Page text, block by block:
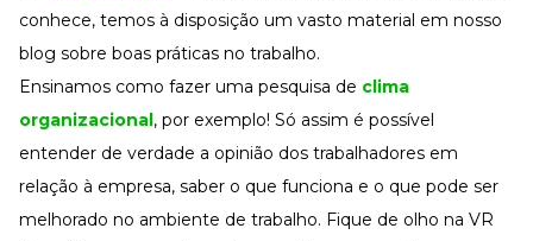
conhece, temos à disposição um vasto material em nosso
blog sobre boas práticas no trabalho.
Ensinamos como fazer uma pesquisa de clima
organizacional, por exemplo! Só assim é possível
entender de verdade a opinião dos trabalhadores em
relação à empresa, saber o que funciona e o que pode ser
melhorado no ambiente de trabalho. Fique de olho na VR